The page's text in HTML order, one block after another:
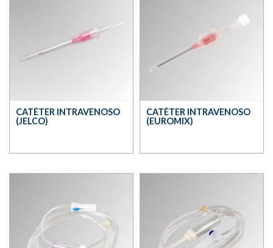
CATÉTER INTRAVENOSO
(JELCO)
CATÉTER INTRAVENOSO
(EUROMIX)